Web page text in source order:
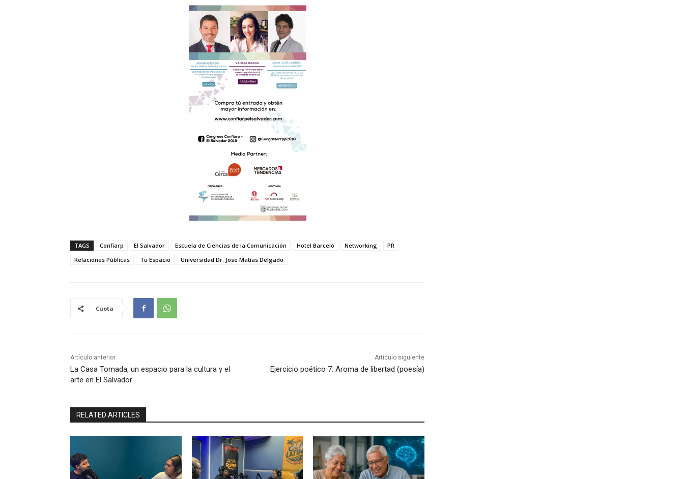
TAGS Confiarp El Salvador Escuela de Ciencias de la Comunicación Hotel Barceló Networking
PR
Relaciones Públicas
Tu Espacio Universidad Dr. José Matías Delgado
Cuota
Artículo anterior
La Casa Tomada, un espacio para la cultura y el
arte en El Salvador
Artículo siguiente
Ejercicio poético 7: Aroma de libertad (poesía)
RELATED ARTICLES